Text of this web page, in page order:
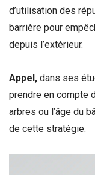
d’utilisation des
barrière pour
depuis l’extérieur.
Appel, dans ses
prendre en compte
arbres ou l’âge du
de cette stratégie.